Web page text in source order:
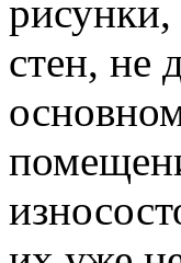
стен, не